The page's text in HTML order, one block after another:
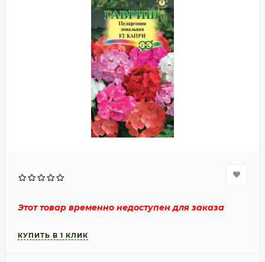
Этот товар временно недоступен для заказа